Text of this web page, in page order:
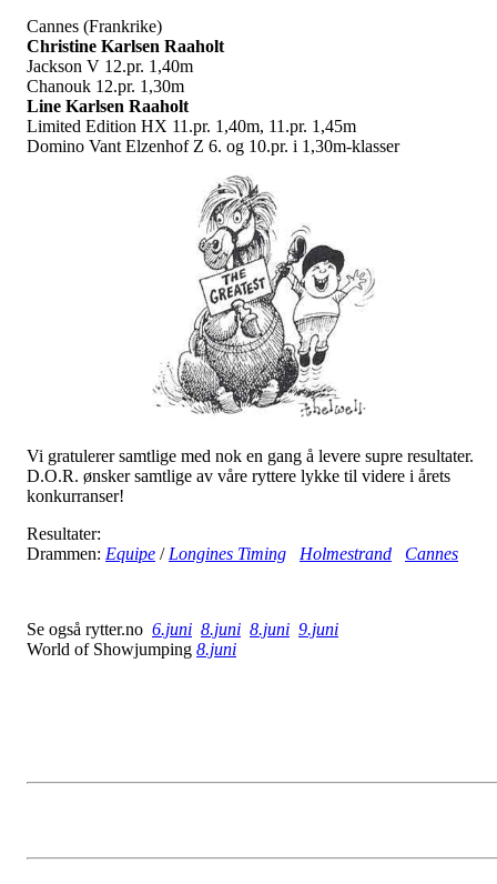
Cannes (Frankrike)
Christine Karlsen Raaholt
Jackson V 12.pr. 1,40m
Chanouk 12.pr. 1,30m
Line Karlsen Raaholt
Limited Edition HX 11.pr. 1,40m, 11.pr. 1,45m
Domino Vant Elzenhof Z 6. og 10.pr. i 1,30m-klasser
Vi gratulerer samtlige med nok en gang å levere supre resultater.
D.O.R. ønsker samtlige av våre ryttere lykke til videre i årets
konkurranser!
Resultater:
Drammen: Equipe / Longines Timing Holmestrand Cannes
Se også rytter.no 6.juni 8.juni 8.juni 9.juni
World of Showjumping 8.juni